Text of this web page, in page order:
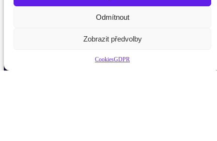
Odmítnout
Zobrazit předvolby
CookiesGDPR
Potřebujete poradit?Zeptejte se našeho asistenta